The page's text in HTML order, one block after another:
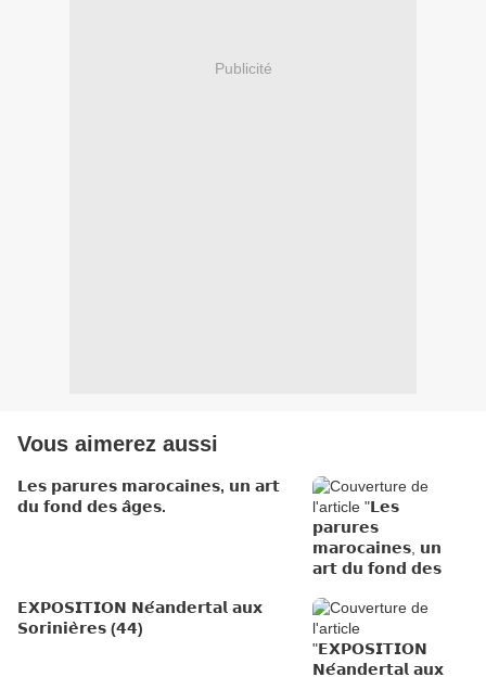
Publicité
Vous aimerez aussi
𝗟𝗲𝘀 𝗽𝗮𝗿𝘂𝗿𝗲𝘀 𝗺𝗮𝗿𝗼𝗰𝗮𝗶𝗻𝗲𝘀, 𝘂𝗻 𝗮𝗿𝘁
𝗱𝘂 𝗳𝗼𝗻𝗱 𝗱𝗲𝘀 𝗮̂𝗴𝗲𝘀.
𝗘𝗫𝗣𝗢𝗦𝗜𝗧𝗜𝗢𝗡 𝗡𝗲́𝗮𝗻𝗱𝗲𝗿𝘁𝗮𝗹 𝗮𝘂𝘅
𝗦𝗼𝗿𝗶𝗻𝗶𝗲̀𝗿𝗲𝘀 (𝟰𝟰)